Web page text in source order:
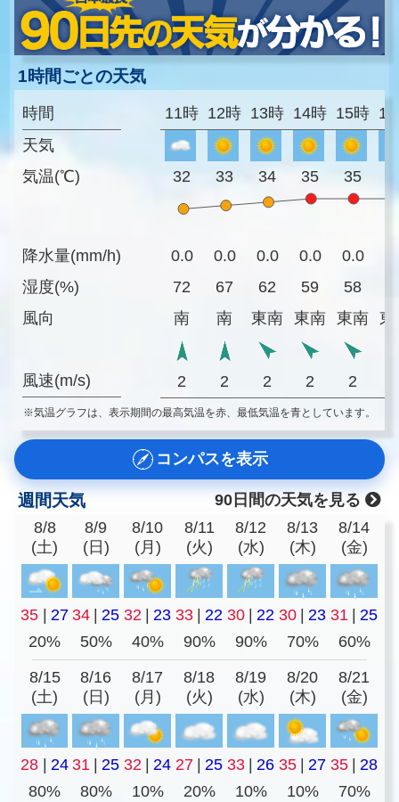
1時間ごとの天気
時間
天気
気温(℃)
降水量(mm/h)
湿度(%)
風向
風速(m/s)
11時 12時 13時 14時 15時
32 33 34 35 35
0.0 0.0 0.0 0.0 0.0
72
67 62 59 58
南
南 東南 東南 東南 東
2 2 2 2 2
※気温グラフは、表示期間の最高気温を赤、最低気温を青としています。
コンパスを表示
週間天気
90日間の天気を見る
8/8
(土)
8/9
(日)
8/10
(月)
8/11
(火)
8/12
(水)
8/13
(木)
8/14
(金)
35 27 34 25 32 23 33 22 30 22 30 23 31
25
20%
50% 40% 90% 90% 70% 60%
8/15
(土)
8/16
(日)
8/17
(月)
8/18
(火)
8/19
(水)
8/20
(木)
8/21
(金)
28 24 31 25 32 24 27 25 33 26 35 27 35
28
80%
80% 10% 20% 10% 10%
70%